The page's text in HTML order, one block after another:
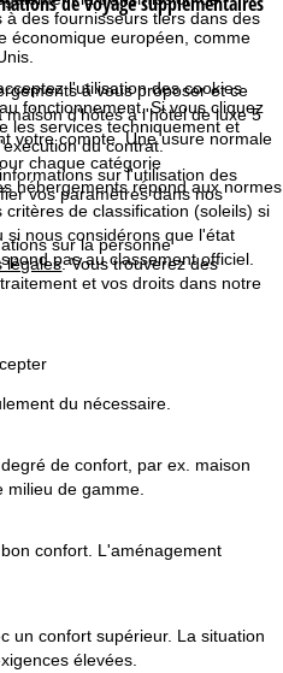
des fournisseurs tiers dans des
économique européen, comme
l'utilisation des cookies
fonctionnement. Si vous cliquez
les services techniquement et
du contrat.
sur l'utilisation des
vos paramètres dans nos
sur la personne
légales. Vous trouverez des
et vos droits dans notre
à vous proposer et ce
d'hôtes à l'hôtel de luxe 5
votre compte. Une usure normale
chaque catégorie
hébergements répond aux normes
de classification (soleils) si
si nous considérons que l'état
pas au classement officiel.
du nécessaire.
de confort, par ex. maison
de gamme.
confort. L'aménagement
un confort supérieur. La situation
élevées.